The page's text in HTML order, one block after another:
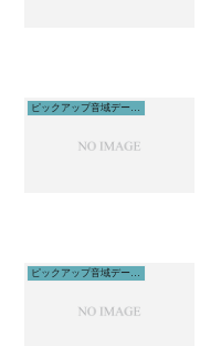
ピックアップ音域データ解説